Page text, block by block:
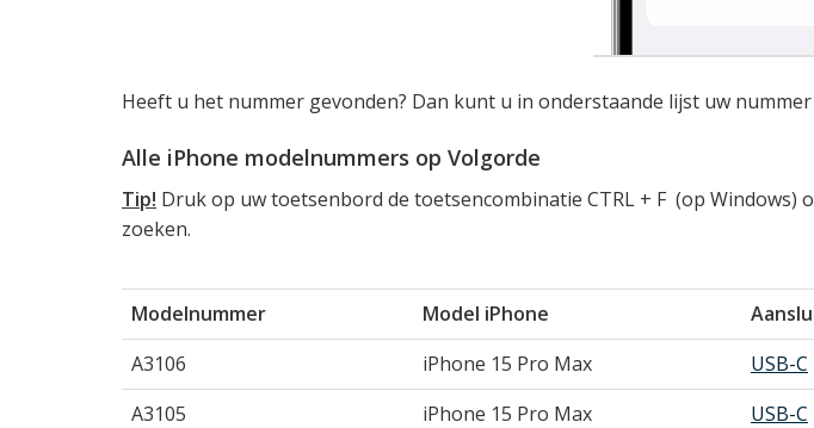
Heeft u het nummer gevonden? Dan kunt u in onderstaande lijst uw
Alle iPhone modelnummers op Volgorde
Tip! Druk op uw toetsenbord de toetsencombinatie CTRL + F (op Windows)
zoeken.
Modelnummer Model iPhone
A3106
iPhone 15 Pro Max USB-C
A3105
iPhone 15 Pro Max USB-C